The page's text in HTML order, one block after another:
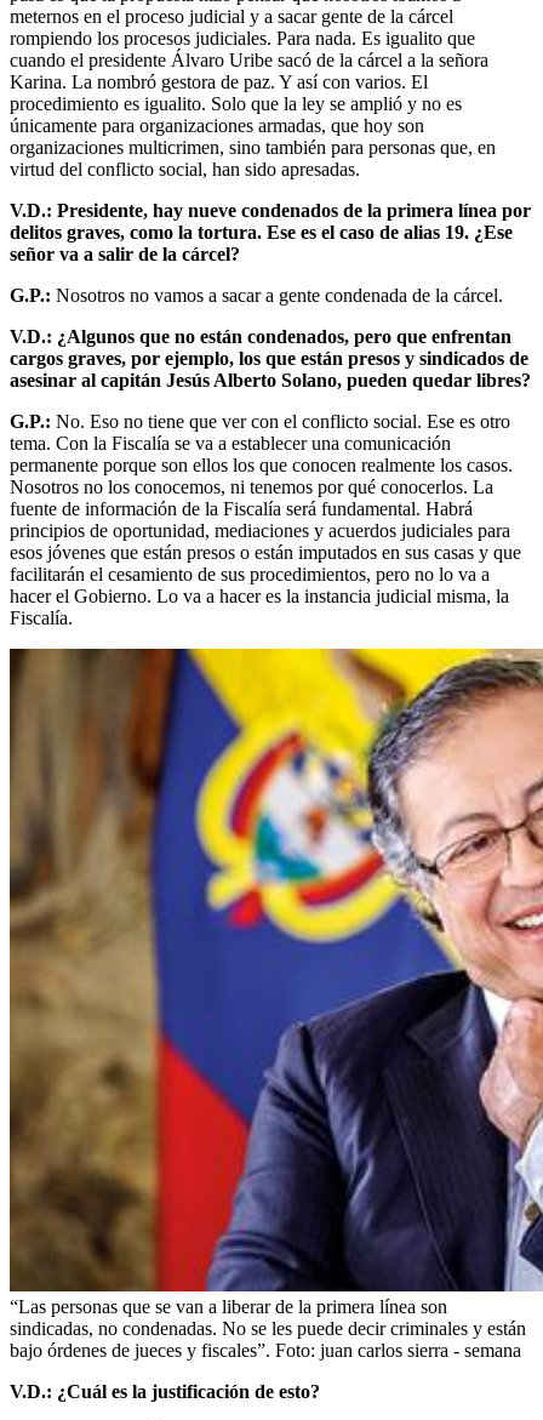
meternos en el proceso judicial y a sacar gente de la cárcel
rompiendo los procesos judiciales. Para nada. Es igualito que
cuando el presidente Álvaro Uribe sacó de la cárcel a la señora
Karina. La nombró gestora de paz. Y así con varios. El
procedimiento es igualito. Solo que la ley se amplió y no es
únicamente para organizaciones armadas, que hoy son
organizaciones multicrimen, sino también para personas que, en
virtud del conflicto social, han sido apresadas.
V.D.: Presidente, hay nueve condenados de la primera línea por
delitos graves, como la tortura. Ese es el caso de alias 19. ¿Ese
señor va a salir de la cárcel?
G.P.: Nosotros no vamos a sacar a gente condenada de la cárcel.
V.D.: ¿Algunos que no están condenados, pero que enfrentan
cargos graves, por ejemplo, los que están presos y sindicados de
asesinar al capitán Jesús Alberto Solano, pueden quedar libres?
G.P.: No. Eso no tiene que ver con el conflicto social. Ese es otro
tema. Con la Fiscalía se va a establecer una comunicación
permanente porque son ellos los que conocen realmente los casos.
Nosotros no los conocemos, ni tenemos por qué conocerlos. La
fuente de información de la Fiscalía será fundamental. Habrá
principios de oportunidad, mediaciones y acuerdos judiciales para
esos jóvenes que están presos o están imputados en sus casas y que
facilitarán el cesamiento de sus procedimientos, pero no lo va a
hacer el Gobierno. Lo va a hacer es la instancia judicial misma, la
Fiscalía.
“Las personas que se van a liberar de la primera línea son
sindicadas, no condenadas. No se les puede decir criminales y están
bajo órdenes de jueces y fiscales”. Foto: juan carlos sierra - semana
V.D.: ¿Cuál es la justificación de esto?